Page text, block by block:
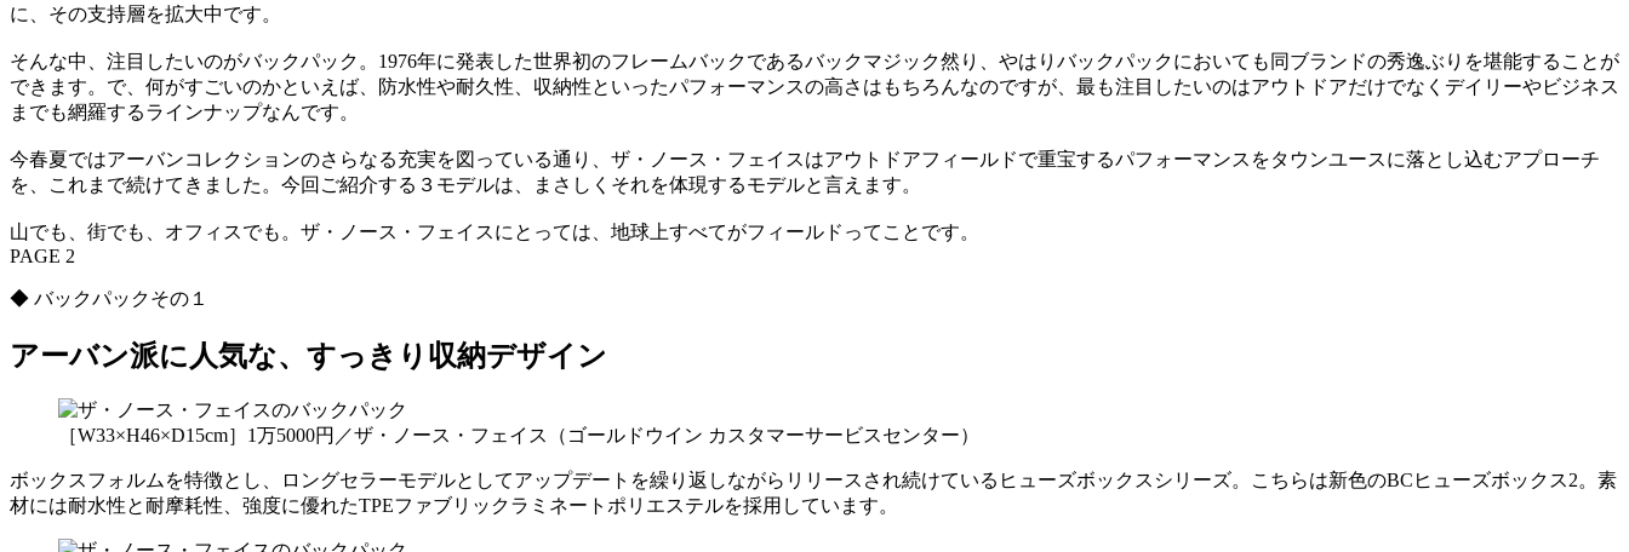
に、その支持層を拡大中です。
そんな中、注目したいのがバックパック。1976年に発表した世界初のフレームバックであるバックマジック然り、やはりバックパックにおいても同ブランドの秀逸ぶりを堪能することが
できます。で、何がすごいのかといえば、防水性や耐久性、収納性といったパフォーマンスの高さはもちろんなのですが、最も注目したいのはアウトドアだけでなくデイリーやビジネス
までも網羅するラインナップなんです。
今春夏ではアーバンコレクションのさらなる充実を図っている通り、ザ・ノース・フェイスはアウトドアフィールドで重宝するパフォーマンスをタウンユースに落とし込むアプローチ
を、これまで続けてきました。今回ご紹介する３モデルは、まさしくそれを体現するモデルと言えます。
山でも、街でも、オフィスでも。ザ・ノース・フェイスにとっては、地球上すべてがフィールドってことです。
PAGE 2
◆ バックパックその１
アーバン派に人気な、すっきり収納デザイン
［W33×H46×D15cm］1万5000円／ザ・ノース・フェイス（ゴールドウイン カスタマーサービスセンター）
ボックスフォルムを特徴とし、ロングセラーモデルとしてアップデートを繰り返しながらリリースされ続けているヒューズボックスシリーズ。こちらは新色のBCヒューズボックス2。素
材には耐水性と耐摩耗性、強度に優れたTPEファブリックラミネートポリエステルを採用しています。